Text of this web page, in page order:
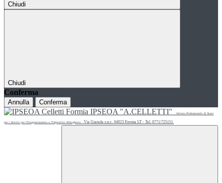
Chiudi
Chiudi
Conferma
Annulla Conferma
IPSEOA "A.CELLETTI" Istituto Professionale di Stato
per i Servizi per l'Enogastronomia e l'Ospitalità Alberghiera Via Gianola s.n.c. 04023 Formia LT - Tel. 0771/725151